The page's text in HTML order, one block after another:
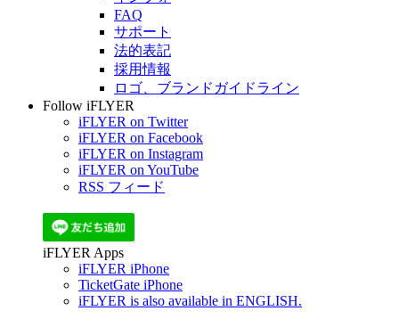
FAQ
サポート
法的表記
採用情報
ロゴ、ブランドガイドライン
Follow iFLYER
iFLYER on Twitter
iFLYER on Facebook
iFLYER on Instagram
iFLYER on YouTube
RSS フィード
iFLYER Apps
iFLYER iPhone
TicketGate iPhone
iFLYER is also available in ENGLISH.